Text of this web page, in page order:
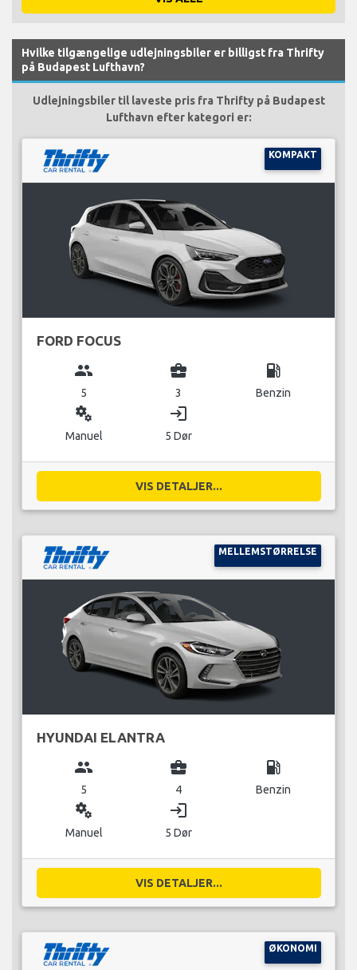
Hvilke tilgængelige udlejningsbiler er billigst fra Thrifty
på Budapest Lufthavn?
Udlejningsbiler til laveste pris fra Thrifty på Budapest
Lufthavn efter kategori er:
KOMPAKT
FORD FOCUS
group
5
business_center
3
local_gas_station
Benzin
miscellaneous_services
Manuel
login
5 Dør
VIS DETALJER...
MELLEMSTØRRELSE
HYUNDAI ELANTRA
group
5
business_center
4
local_gas_station
Benzin
miscellaneous_services
Manuel
login
5 Dør
VIS DETALJER...
ØKONOMI